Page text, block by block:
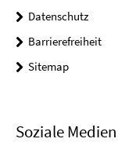
Datenschutz
Barrierefreiheit
Sitemap
Soziale Medien